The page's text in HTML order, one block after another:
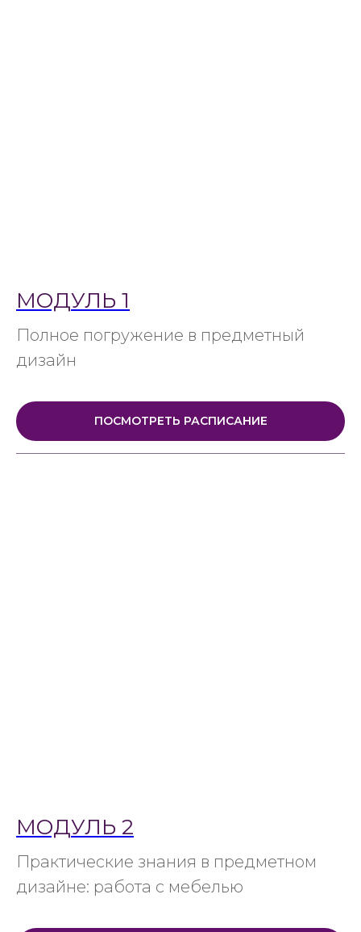
МОДУЛЬ 1
Полное погружение в предметный
дизайн
ПОСМОТРЕТЬ РАСПИСАНИЕ
МОДУЛЬ 2
Практические знания в предметном
дизайне: работа с мебелью